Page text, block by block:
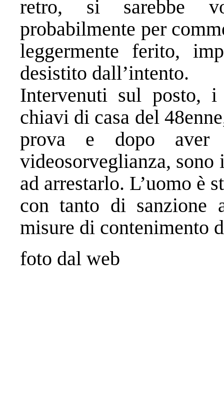
retro, si sarebbe
probabilmente per
leggermente ferito,
desistito dall’intento.
Intervenuti sul posto,
chiavi di casa del
prova e dopo aver
videosorveglianza,
ad arrestarlo. L’uomo è
con tanto di sanzione
misure di contenimento
foto dal web